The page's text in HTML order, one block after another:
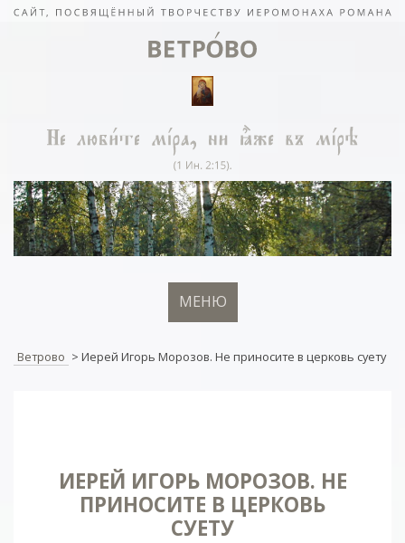
МЕНЮ
Ветрово > Иерей Игорь Морозов. Не приносите в церковь суету
ИЕРЕЙ ИГОРЬ МОРОЗОВ. НЕ
ПРИНОСИТЕ В ЦЕРКОВЬ
СУЕТУ